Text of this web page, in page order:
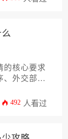
规划方
可控、效
的核心要求
、外交部审
见问题解决
492 人看过